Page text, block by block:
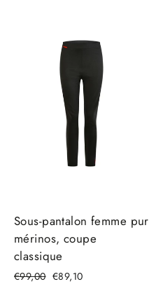
Sous-pantalon femme pur
mérinos, coupe
classique
Prix
€99,00 Prix
€89,10